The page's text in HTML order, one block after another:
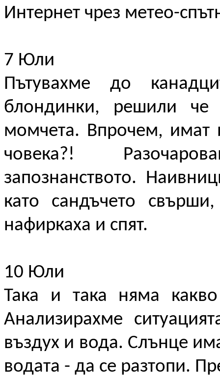
Интернет чрез метео-
7 Юли
Пътувахме до
блондинки, решили че
момчета. Впрочем, имат
човека?!
запознанството.
като сандъчето
нафиркаха и спят.
10 Юли
Така и така няма
Анализирахме
въздух и вода. Слънце
водата - да се разтопи.